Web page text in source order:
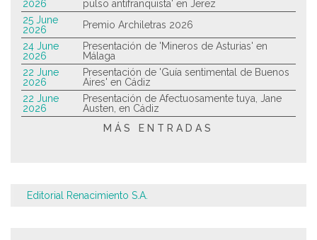
2026
pulso antifranquista' en Jerez
25 June
2026
Premio Archiletras 2026
24 June
2026
Presentación de 'Mineros de Asturias' en
Málaga
22 June
2026
Presentación de 'Guía sentimental de Buenos
Aires' en Cádiz
22 June
2026
Presentación de Afectuosamente tuya, Jane
Austen, en Cádiz
MÁS ENTRADAS
Editorial Renacimiento S.A.